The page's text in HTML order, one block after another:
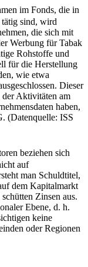
im Fonds, die in
tätig sind, wird
die sich mit
Werbung für Tabak
Rohstoffe und
für die Herstellung
wie etwa
Dieser
Aktivitäten am
haben,
(Datenquelle: ISS
beziehen sich
auf
man Schuldtitel,
dem Kapitalmarkt
Zinsen aus.
Ebene, d. h.
keine
oder Regionen